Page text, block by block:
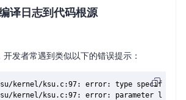
译日志到代码根源
发者常遇到类似以下的错误提示：
kernel/ksu.c:97: error: type specifier